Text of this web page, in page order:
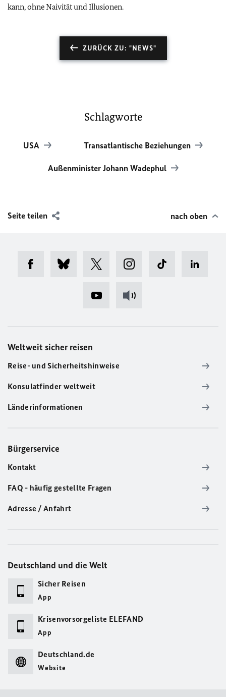
kann, ohne Naivität und Illusionen.
ZURÜCK ZU: "NEWS"
Schlagworte
USA Transatlantische Beziehungen
Außenminister Johann Wadephul
Seite teilen nach oben
Weltweit sicher reisen
Reise- und Sicherheitshinweise
Konsulatfinder weltweit
Länderinformationen
Bürgerservice
Kontakt
FAQ - häufig gestellte Fragen
Adresse / Anfahrt
Deutschland und die Welt
Sicher Reisen
App
Krisenvorsorgeliste ELEFAND
App
Deutschland.de
Website